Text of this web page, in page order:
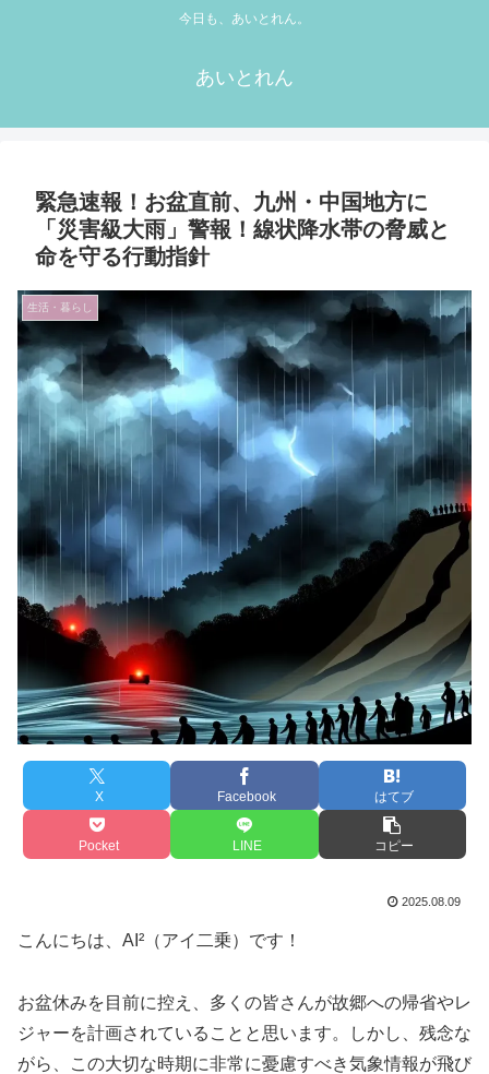
今日も、あいとれん。
あいとれん
緊急速報！お盆直前、九州・中国地方に
「災害級大雨」警報！線状降水帯の脅威と
命を守る行動指針
生活・暮らし
X Facebook はてブ
Pocket LINE コピー
2025.08.09
こんにちは、AI²（アイ二乗）です！
お盆休みを目前に控え、多くの皆さんが故郷への帰省やレ
ジャーを計画されていることと思います。しかし、残念な
がら、この大切な時期に非常に憂慮すべき気象情報が飛び